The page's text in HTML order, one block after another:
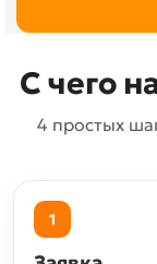
С чего
4 простых
1